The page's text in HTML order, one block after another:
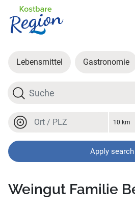
Lebensmittel Gastronomie
Search
Location or postal code 10 km
Apply search
Weingut Familie